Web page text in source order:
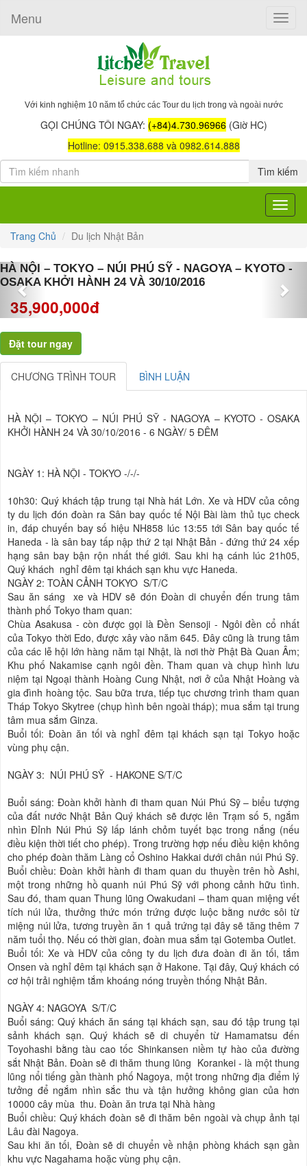
Toggle
Menu
Với kinh nghiệm 10 năm tổ chức các Tour du lịch trong và ngoài nước
GỌI CHÚNG TÔI NGAY: (+84)4.730.96966 (Giờ HC)
Hotline: 0915.338.688 và 0982.614.888
Tìm kiếm
Toggle
Trang Chủ Du lịch Nhật Bản
HÀ NỘI – TOKYO – NÚI PHÚ SỸ - NAGOYA – KYOTO -
OSAKA KHỞI HÀNH 24 VÀ 30/10/2016
35,900,000đ
Previous
CHƯƠNG TRÌNH TOUR BÌNH LUẬN
HÀ NỘI – TOKYO – NÚI PHÚ SỸ - NAGOYA – KYOTO - OSAKA
KHỞI HÀNH 24 VÀ 30/10/2016 - 6 NGÀY/ 5 ĐÊM
NGÀY 1: HÀ NỘI - TOKYO -/-/-
10h30: Quý khách tập trung tại Nhà hát Lớn. Xe và HDV của công
ty du lịch đón đoàn ra Sân bay quốc tế Nội Bài làm thủ tục check
in, đáp chuyến bay số hiệu NH858 lúc 13:55 tới Sân bay quốc tế
Haneda - là sân bay tấp nập thứ 2 tại Nhật Bản - đứng thứ 24 xếp
hạng sân bay bận rộn nhất thế giới. Sau khi hạ cánh lúc 21h05,
Quý khách nghỉ đêm tại khách sạn khu vực Haneda.
NGÀY 2: TOÀN CẢNH TOKYO S/T/C
Sau ăn sáng xe và HDV sẽ đón Đoàn di chuyển đến trung tâm
thành phố Tokyo tham quan:
Chùa Asakusa - còn được gọi là Đền Sensoji - Ngôi đền cổ nhất
của Tokyo thời Edo, được xây vào năm 645. Đây cũng là trung tâm
của các lễ hội lớn hàng năm tại Nhật, là nơi thờ Phật Bà Quan Âm;
Khu phố Nakamise cạnh ngôi đền. Tham quan và chụp hình lưu
niệm tại Ngoại thành Hoàng Cung Nhật, nơi ở của Nhật Hoàng và
gia đình hoàng tộc. Sau bữa trưa, tiếp tục chương trình tham quan
Tháp Tokyo Skytree (chụp hình bên ngoài tháp); mua sắm tại trung
tâm mua sắm Ginza.
Buổi tối: Đoàn ăn tối và nghỉ đêm tại khách sạn tại Tokyo hoặc
vùng phụ cận.
NGÀY 3: NÚI PHÚ SỸ - HAKONE S/T/C
Buổi sáng: Đoàn khởi hành đi tham quan Núi Phú Sỹ – biểu tượng
của đất nước Nhật Bản Quý khách sẽ được lên Trạm số 5, ngắm
nhìn Đỉnh Núi Phú Sỹ lấp lánh chỏm tuyết bạc trong nắng (nếu
điều kiện thời tiết cho phép). Trong trường hợp nếu điều kiện không
cho phép đoàn thăm Làng cổ Oshino Hakkai dưới chân núi Phú Sỹ.
Buổi chiều: Đoàn khởi hành đi tham quan du thuyền trên hồ Ashi,
một trong những hồ quanh núi Phú Sỹ với phong cảnh hữu tình.
Sau đó, tham quan Thung lũng Owakudani – tham quan miệng vết
tích núi lửa, thưởng thức món trứng được luộc bằng nước sôi từ
miệng núi lửa, tương truyền ăn 1 quả trứng tại đây sẽ tăng thêm 7
năm tuổi thọ. Nếu có thời gian, đoàn mua sắm tại Gotemba Outlet.
Buổi tối: Xe và HDV của công ty du lịch đưa đoàn đi ăn tối, tắm
Onsen và nghỉ đêm tại khách sạn ở Hakone. Tại đây, Quý khách có
cơ hội trải nghiệm tắm khoáng nóng truyền thống Nhật Bản.
NGÀY 4: NAGOYA S/T/C
Buổi sáng: Quý khách ăn sáng tại khách sạn, sau đó tập trung tại
sảnh khách sạn. Quý khách sẽ di chuyển từ Hamamatsu đến
Toyohashi bằng tàu cao tốc Shinkansen niềm tự hào của đường
sắt Nhật Bản. Đoàn sẽ đi thăm thung lũng Korankei - là một thung
lũng nổi tiếng gần thành phố Nagoya, một trong những địa điểm lý
tưởng để ngắm nhìn sắc thu và tận hưởng không gian của hơn
10000 cây mùa thu. Đoàn ăn trưa tại Nhà hàng
Buổi chiều: Quý khách đoàn sẽ đi thăm bên ngoài và chụp ảnh tại
Lâu đài Nagoya.
Sau khi ăn tối, Đoàn sẽ di chuyển về nhận phòng khách sạn gần
khu vực Nagahama hoặc vùng phụ cận.